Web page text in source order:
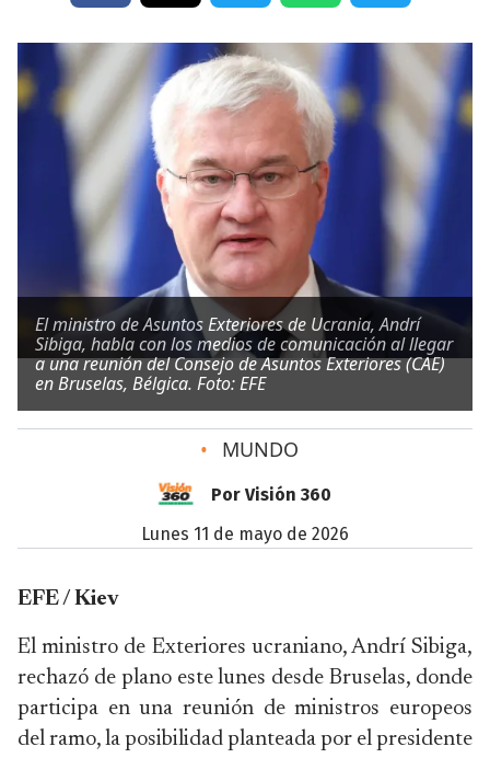
El ministro de Asuntos Exteriores de Ucrania, Andrí
Sibiga, habla con los medios de comunicación al llegar
a una reunión del Consejo de Asuntos Exteriores (CAE)
en Bruselas, Bélgica. Foto: EFE
• MUNDO
Por Visión 360
lunes 11 de mayo de 2026
EFE / Kiev
El ministro de Exteriores ucraniano, Andrí Sibiga,
rechazó de plano este lunes desde Bruselas, donde
participa en una reunión de ministros europeos
del ramo, la posibilidad planteada por el presidente